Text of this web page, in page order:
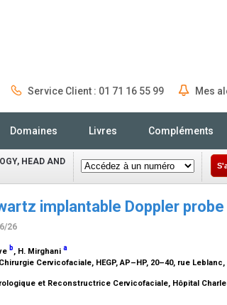
Service Client : 01 71 16 55 99 Mes
Domaines Livres Compléments
HEAD AND
implantable Doppler probe
26
b, H. Mirghani a
Cervicofaciale, HEGP, AP–HP, 20–40, rue Leblanc,
et Reconstructrice Cervicofaciale, Hôpital